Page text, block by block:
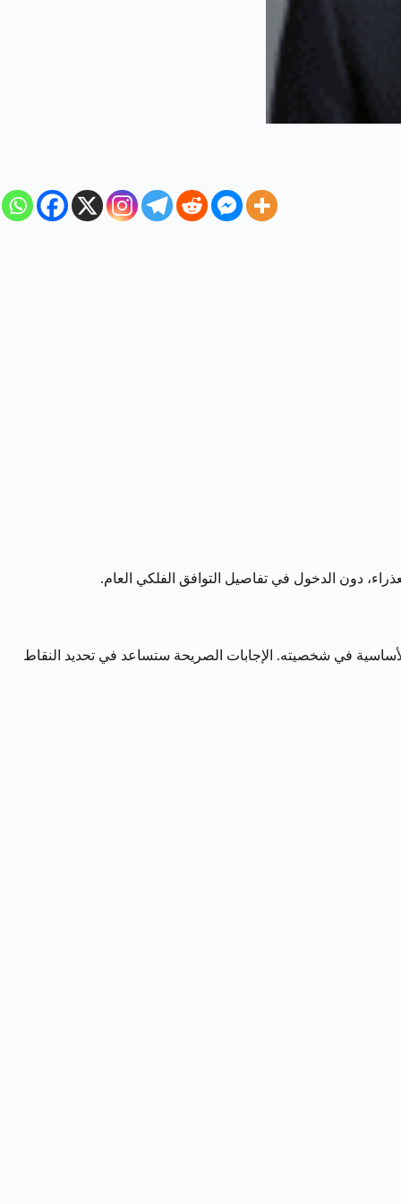
دون الدخول في تفاصيل التوافق الفلكي العام.
في شخصيته. الإجابات الصريحة ستساعد في تحديد النقاط